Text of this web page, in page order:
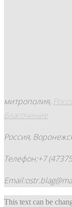
митрополия,
благочиние
Россия,
Телефон:+7
This text can be